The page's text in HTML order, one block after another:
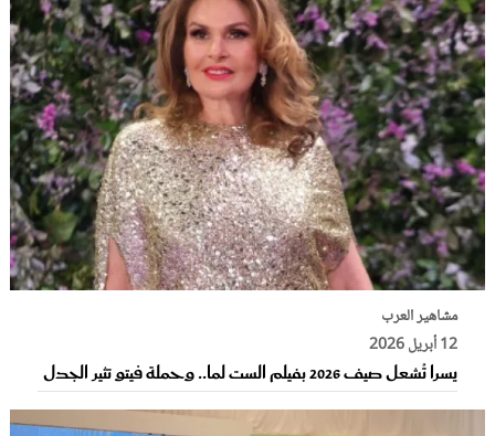
مشاهير العرب
12 أبريل 2026
يسرا تُشعل صيف 2026 بفيلم الست لما.. وحملة فيتو تثير الجدل